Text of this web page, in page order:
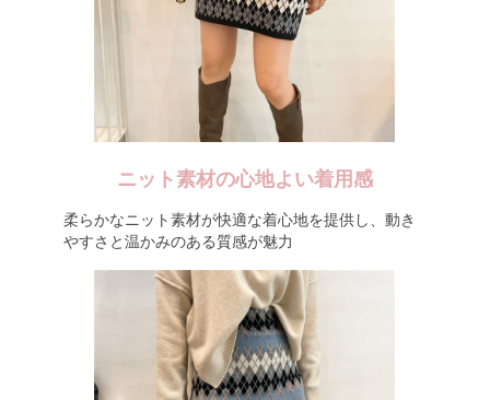
ニット素材の心地よい着用感
柔らかなニット素材が快適な着心地を提供し、動き
やすさと温かみのある質感が魅力